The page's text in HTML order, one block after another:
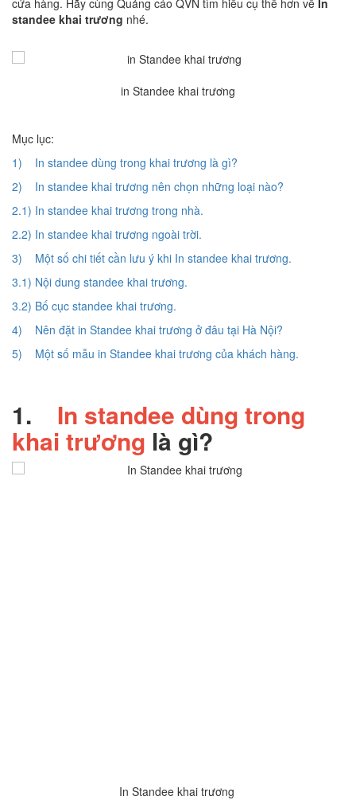
standee khai trương nhé.
in Standee khai trương
Mục lục:
1) In standee dùng trong khai trương là gì?
2) In standee khai trương nên chọn những loại nào?
2.1) In standee khai trương trong nhà.
2.2) In standee khai trương ngoài trời.
3) Một số chi tiết cần lưu ý khi In standee khai trương.
3.1) Nội dung standee khai trương.
3.2) Bố cục standee khai trương.
4) Nên đặt in Standee khai trương ở đâu tại Hà Nội?
5) Một số mẫu in Standee khai trương của khách hàng.
1. In standee dùng trong
khai trương là gì?
In Standee khai trương